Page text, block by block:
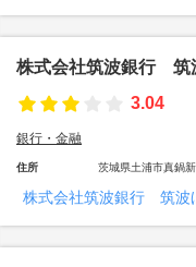
株式会社筑波銀行 筑
3.04
銀行・金融
住所 茨城県土浦市真鍋
株式会社筑波銀行 筑波